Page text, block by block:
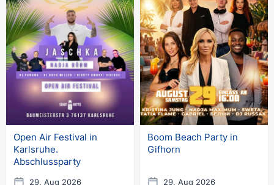
Open Air Festival in
Karlsruhe.
Abschlussparty
29. Aug 2026
Boom Beach Party in
Gifhorn
29. Aug 2026